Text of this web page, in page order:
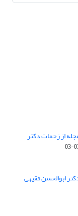
از زحمات دکتر
ابوالحسن فقیهی